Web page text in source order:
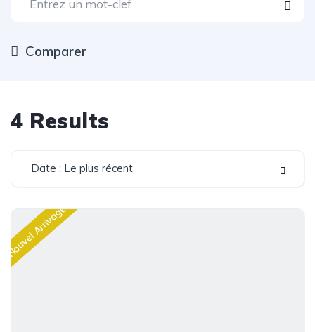
Comparer
4 Results
Date : Le plus récent
Nouvel Arrivage